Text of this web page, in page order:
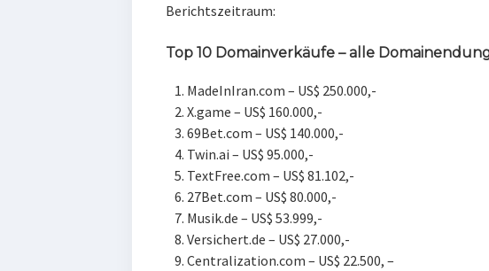
Berichtszeitraum:
Top 10 Domainverkäufe – alle
MadeInIran.com – US$ 250.000,-
X.game – US$ 160.000,-
69Bet.com – US$ 140.000,-
Twin.ai – US$ 95.000,-
TextFree.com – US$ 81.102,-
27Bet.com – US$ 80.000,-
Musik.de – US$ 53.999,-
Versichert.de – US$ 27.000,-
Centralization.com – US$ 22.500, –